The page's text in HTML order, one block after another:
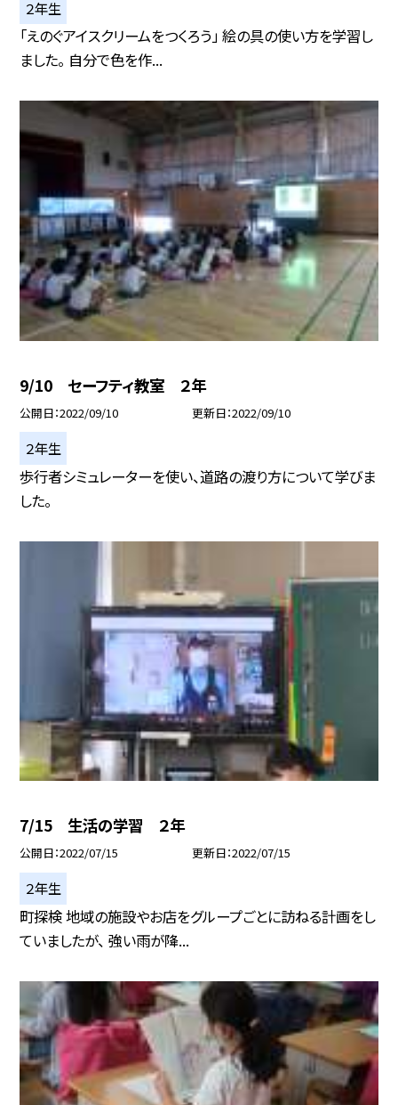
２年生
「えのぐアイスクリームをつくろう」 絵の具の使い方を学習し
ました。 自分で色を作...
9/10 セーフティ教室 ２年
公開日 2022/09/10 更新日 2022/09/10
２年生
歩行者シミュレーターを使い、道路の渡り方について学びま
した。
7/15 生活の学習 ２年
公開日 2022/07/15 更新日 2022/07/15
２年生
町探検 地域の施設やお店をグループごとに訪ねる計画をし
ていましたが、 強い雨が降...